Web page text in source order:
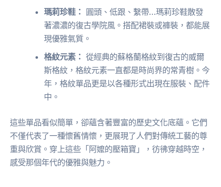
瑪莉珍鞋：
圓頭、低跟、繫帶…瑪莉珍鞋散發
著濃濃的復古學院風。搭配裙裝或褲裝，都能展
現優雅氣質。
格紋元素： 從經典的蘇格蘭格紋到復古的威爾
斯格紋，格紋元素一直都是時尚界的常青樹。今
年，格紋單品更是以各種形式出現在服裝、配件
中。
這些單品看似簡單，卻蘊含著豐富的歷史文化底蘊。它們
不僅代表了一種懷舊情懷，更展現了人們對傳統工藝的尊
重與欣賞。穿上這些「阿嬤的壓箱寶」，彷彿穿越時空，
感受那個年代的優雅與魅力。